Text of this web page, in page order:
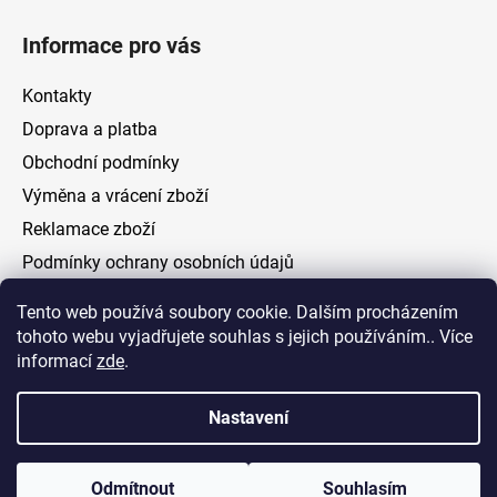
Tento web používá soubory cookie. Dalším procházením
tohoto webu vyjadřujete souhlas s jejich používáním.. Více
informací zde.
Nastavení
Odmítnout Souhlasím
Informace pro vás
Kontakty
Doprava a platba
Obchodní podmínky
Výměna a vrácení zboží
Reklamace zboží
Podmínky ochrany osobních údajů
Facebook
Vytvořil Shoptet